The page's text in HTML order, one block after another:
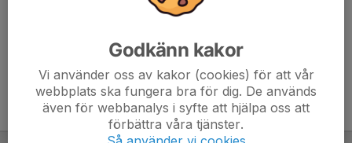
Godkänn kakor
Vi använder oss av kakor (cookies) för att vår
webbplats ska fungera bra för dig. De används
även för webbanalys i syfte att hjälpa oss att
förbättra våra tjänster.